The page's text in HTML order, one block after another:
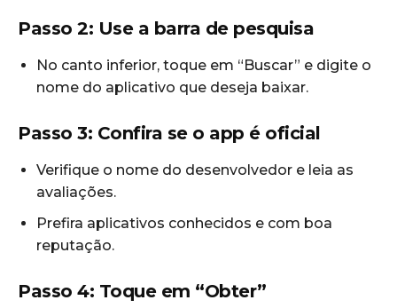
Passo 2: Use a barra de pesquisa
No canto inferior, toque em “Buscar” e digite o
nome do aplicativo que deseja baixar.
Passo 3: Confira se o app é oficial
Verifique o nome do desenvolvedor e leia as
avaliações.
Prefira aplicativos conhecidos e com boa
reputação.
Passo 4: Toque em “Obter”